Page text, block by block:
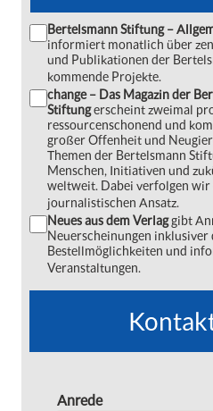
Bertelsmann Stiftung –
informiert monatlich über
und Publikationen der
kommende Projekte.
change – Das Magazin der
Stiftungerscheint zweimal
ressourcenschonend und
großer Offenheit und
Themen der Bertelsmann
Menschen, Initiativen und
weltweit. Dabei verfolgen
journalistischen Ansatz.
Neues aus dem Verlaggibt
Neuerscheinungen
Bestellmöglichkeiten und
Veranstaltungen.
Anrede